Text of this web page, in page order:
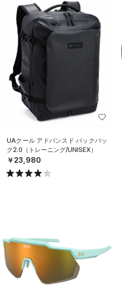
UAクール アドバンスド バックパッ
ク2.0（トレーニング/UNISEX）
￥23,980